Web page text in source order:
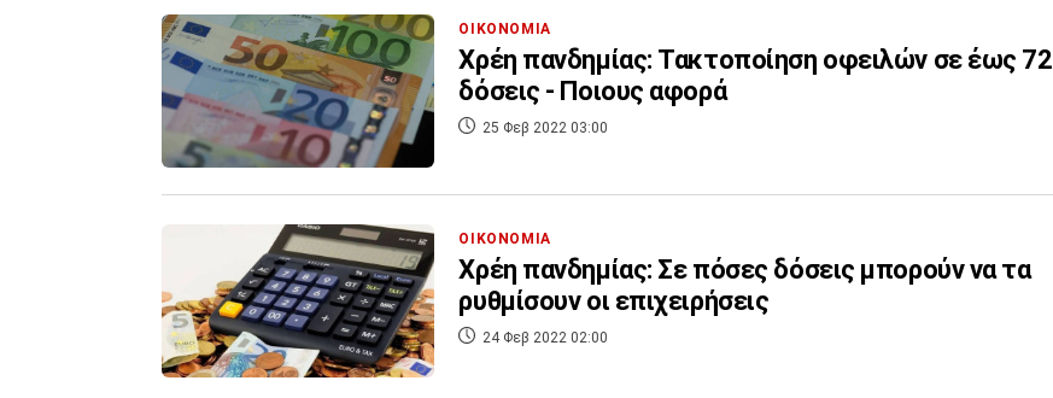
ΟΙΚΟΝΟΜΙΑ
Χρέη πανδημίας: Τακτοποίηση οφειλών σε έως 72
δόσεις - Ποιους αφορά
25 Φεβ 2022 03:00
ΟΙΚΟΝΟΜΙΑ
Χρέη πανδημίας: Σε πόσες δόσεις μπορούν να τα
ρυθμίσουν οι επιχειρήσεις
24 Φεβ 2022 02:00